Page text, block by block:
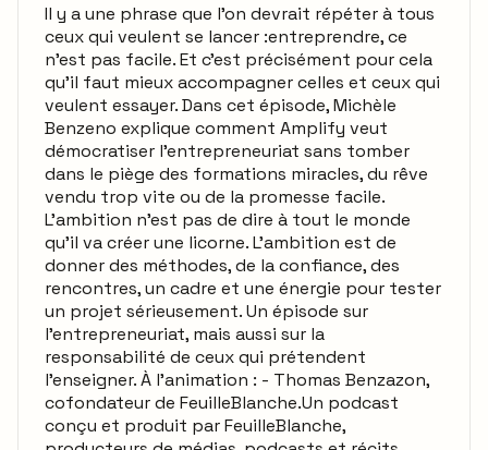
Il y a une phrase que l’on devrait répéter à tous
ceux qui veulent se lancer :entreprendre, ce
n’est pas facile. Et c’est précisément pour cela
qu’il faut mieux accompagner celles et ceux qui
veulent essayer. Dans cet épisode, Michèle
Benzeno explique comment Amplify veut
démocratiser l’entrepreneuriat sans tomber
dans le piège des formations miracles, du rêve
vendu trop vite ou de la promesse facile.
L’ambition n’est pas de dire à tout le monde
qu’il va créer une licorne. L’ambition est de
donner des méthodes, de la confiance, des
rencontres, un cadre et une énergie pour tester
un projet sérieusement. Un épisode sur
l’entrepreneuriat, mais aussi sur la
responsabilité de ceux qui prétendent
l’enseigner. À l’animation : - Thomas Benzazon,
cofondateur de FeuilleBlanche.Un podcast
conçu et produit par FeuilleBlanche,